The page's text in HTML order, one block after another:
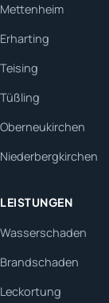
Mettenheim
Erharting
Teising
Tüßling
Oberneukirchen
Niederbergkirchen
LEISTUNGEN
Wasserschaden
Brandschaden
Leckortung